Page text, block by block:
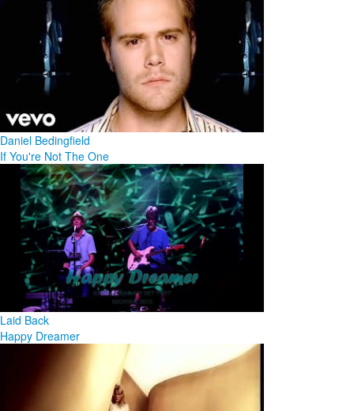
Daniel Bedingfield
If You're Not The One
Laid Back
Happy Dreamer